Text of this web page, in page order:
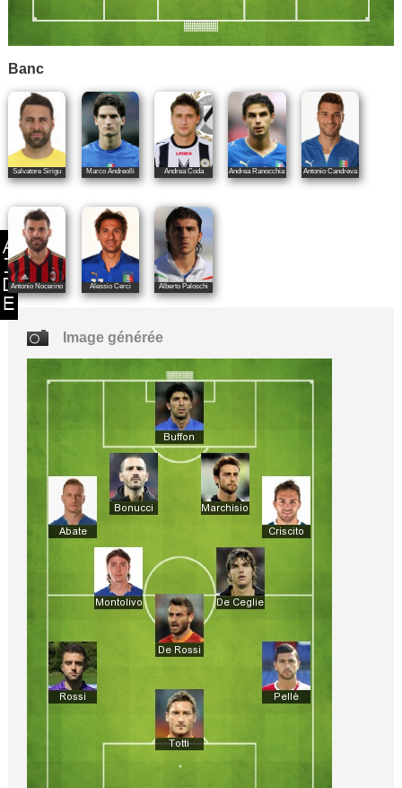
Banc
Salvatore Sirigu Marco Andreolli Andrea Coda Andrea Ranocchia Antonio Candreva
Antonio Nocerino Alessio Cerci Alberto Paloschi
Image générée